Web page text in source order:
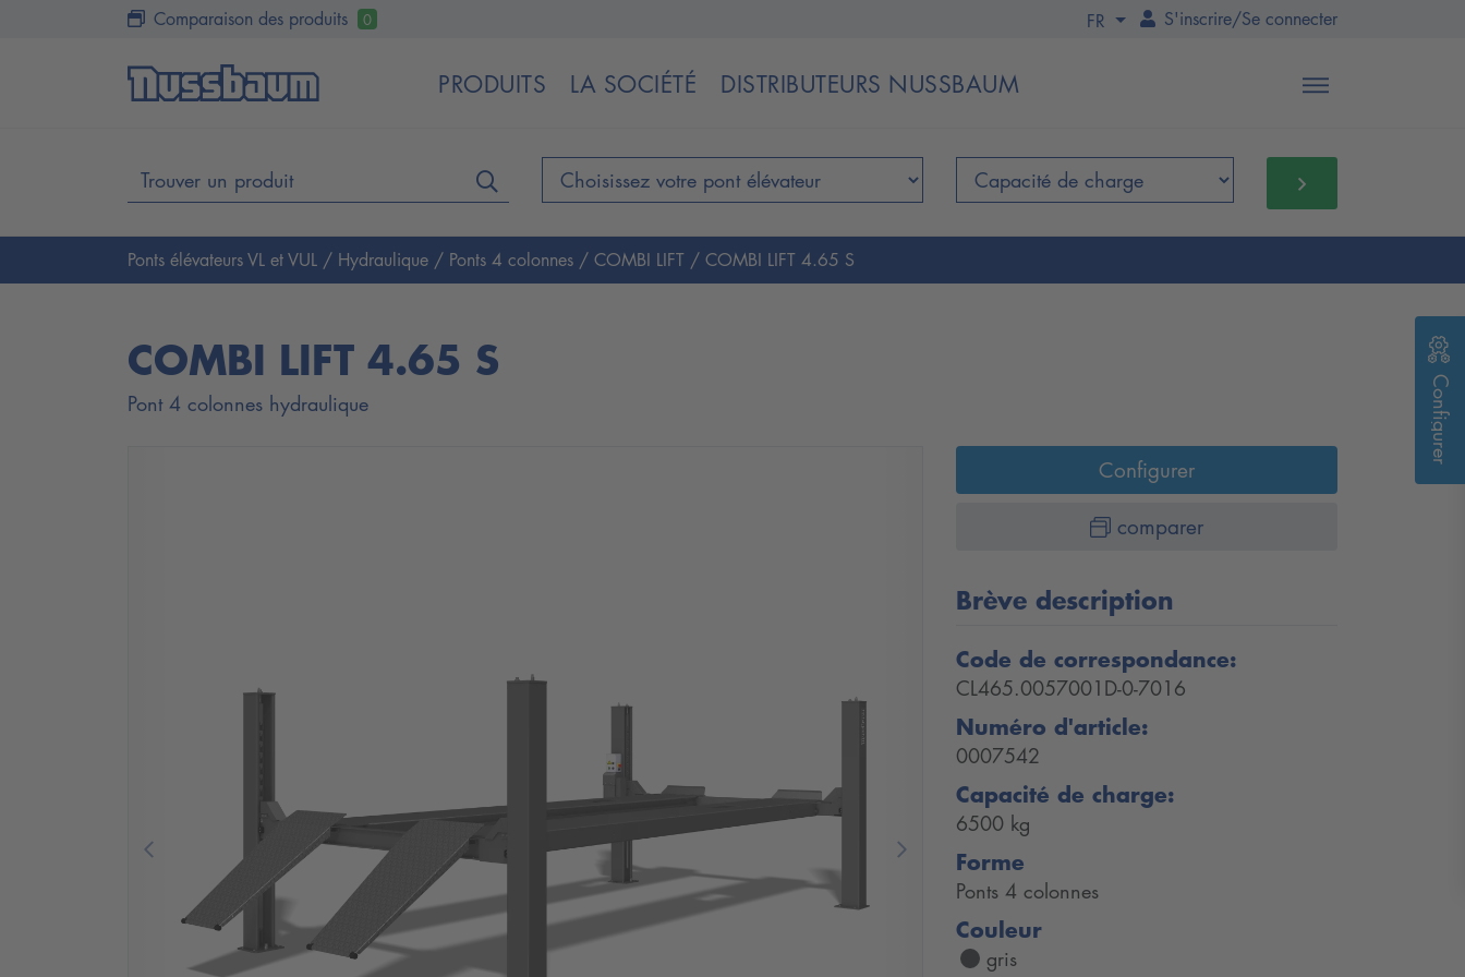
Comparaison des produits 0 FR S'inscrire/Se connecter
PRODUITS LA SOCIÉTÉ DISTRIBUTEURS NUSSBAUM
Ponts élévateurs VL et VUL / Hydraulique / Ponts 4 colonnes / COMBI LIFT / COMBI LIFT 4.65 S
COMBI LIFT 4.65 S
Pont 4 colonnes hydraulique
Previous Next
Configurer
comparer
Brève description
Code de correspondance:
CL465.0057001D-0-7016
Numéro d'article:
0007542
Capacité de charge:
6500 kg
Forme
Ponts 4 colonnes
Couleur
gris
Configurer